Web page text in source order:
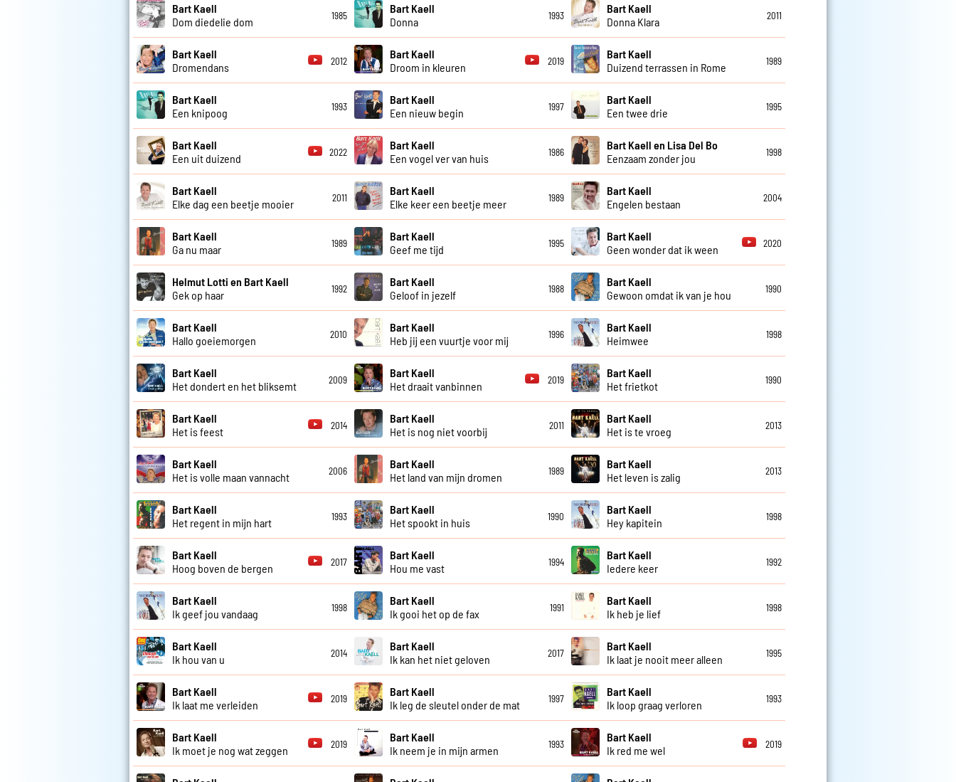
Bart Kaell
Dom diedelie dom
1985
Bart Kaell
Donna
1993
Bart Kaell
Donna Klara
2011
Bart Kaell
Dromendans
2012
Bart Kaell
Droom in kleuren
2019
Bart Kaell
Duizend terrassen in Rome
1989
Bart Kaell
Een knipoog
1993
Bart Kaell
Een nieuw begin
1997
Bart Kaell
Een twee drie
1995
Bart Kaell
Een uit duizend
2022
Bart Kaell
Een vogel ver van huis
1986
Bart Kaell en Lisa Del Bo
Eenzaam zonder jou
1998
Bart Kaell
Elke dag een beetje mooier
2011
Bart Kaell
Elke keer een beetje meer
1989
Bart Kaell
Engelen bestaan
2004
Bart Kaell
Ga nu maar
1989
Bart Kaell
Geef me tijd
1995
Bart Kaell
Geen wonder dat ik ween
2020
Helmut Lotti en Bart Kaell
Gek op haar
1992
Bart Kaell
Geloof in jezelf
1988
Bart Kaell
Gewoon omdat ik van je hou
1990
Bart Kaell
Hallo goeiemorgen
2010
Bart Kaell
Heb jij een vuurtje voor mij
1996
Bart Kaell
Heimwee
1998
Bart Kaell
Het dondert en het bliksemt
2009
Bart Kaell
Het draait vanbinnen
2019
Bart Kaell
Het frietkot
1990
Bart Kaell
Het is feest
2014
Bart Kaell
Het is nog niet voorbij
2011
Bart Kaell
Het is te vroeg
2013
Bart Kaell
Het is volle maan vannacht
2006
Bart Kaell
Het land van mijn dromen
1989
Bart Kaell
Het leven is zalig
2013
Bart Kaell
Het regent in mijn hart
1993
Bart Kaell
Het spookt in huis
1990
Bart Kaell
Hey kapitein
1998
Bart Kaell
Hoog boven de bergen
2017
Bart Kaell
Hou me vast
1994
Bart Kaell
Iedere keer
1992
Bart Kaell
Ik geef jou vandaag
1998
Bart Kaell
Ik gooi het op de fax
1991
Bart Kaell
Ik heb je lief
1998
Bart Kaell
Ik hou van u
2014
Bart Kaell
Ik kan het niet geloven
2017
Bart Kaell
Ik laat je nooit meer alleen
1995
Bart Kaell
Ik laat me verleiden
2019
Bart Kaell
Ik leg de sleutel onder de mat
1997
Bart Kaell
Ik loop graag verloren
1993
Bart Kaell
Ik moet je nog wat zeggen
2019
Bart Kaell
Ik neem je in mijn armen
1993
Bart Kaell
Ik red me wel
2019